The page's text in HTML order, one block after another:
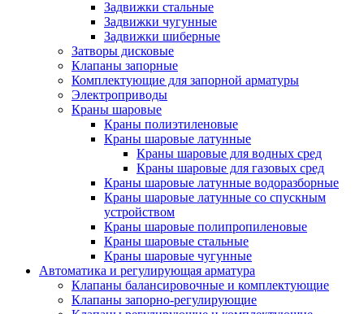
Задвижки стальные
Задвижки чугунные
Задвижки шиберные
Затворы дисковые
Клапаны запорные
Комплектующие для запорной арматуры
Электроприводы
Краны шаровые
Краны полиэтиленовые
Краны шаровые латунные
Краны шаровые для водных сред
Краны шаровые для газовых сред
Краны шаровые латунные водоразборные
Краны шаровые латунные со спускным
устройством
Краны шаровые полипропиленовые
Краны шаровые стальные
Краны шаровые чугунные
Автоматика и регулирующая арматура
Клапаны балансировочные и комплектующие
Клапаны запорно-регулирующие